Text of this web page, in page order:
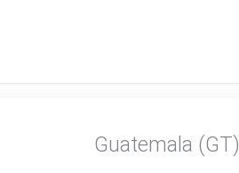
Guatemala (GT)